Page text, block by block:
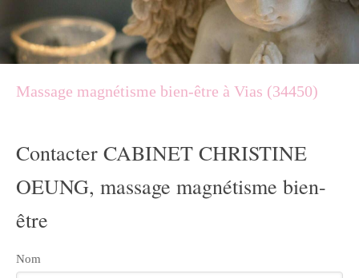
Massage magnétisme bien-être à Vias (34450)
Contacter CABINET CHRISTINE
OEUNG, massage magnétisme bien-
être
Nom